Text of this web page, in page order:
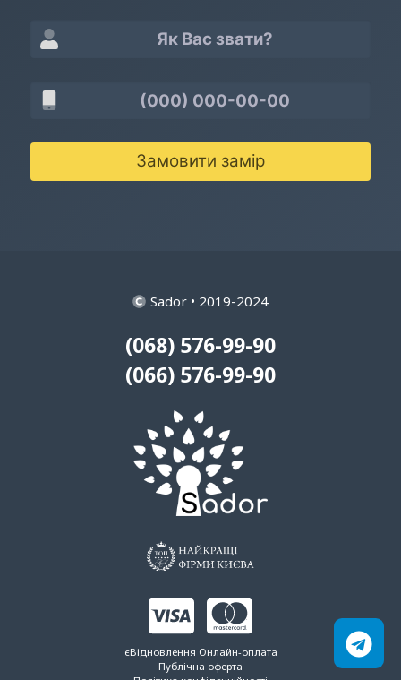
Замовити замір
Sador • 2019-2024
(068) 576-99-90
(066) 576-99-90
єВідновлення Онлайн-оплата
Публічна оферта